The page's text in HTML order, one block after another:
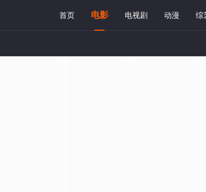
首页 电影 电视剧 动漫 综